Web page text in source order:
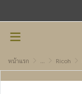
หน้าแรก ... Ricoh